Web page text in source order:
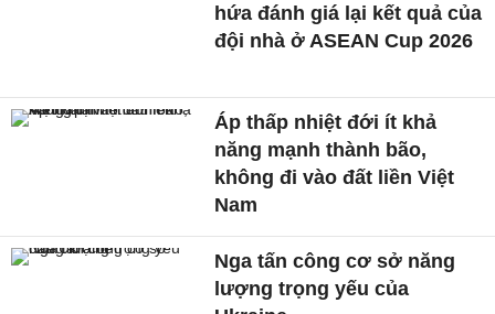
hứa đánh giá lại kết quả của
đội nhà ở ASEAN Cup 2026
Áp thấp nhiệt đới ít khả
năng mạnh thành bão,
không đi vào đất liền Việt
Nam
Nga tấn công cơ sở năng
lượng trọng yếu của